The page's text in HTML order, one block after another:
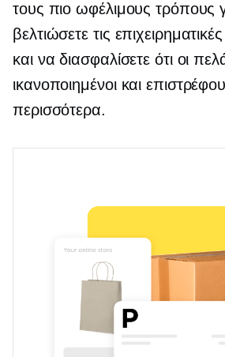
τους πιο ωφέλιμους τρόπους
βελτιώσετε τις
και να διασφαλίσετε ότι οι
ικανοποιημένοι και
περισσότερα.